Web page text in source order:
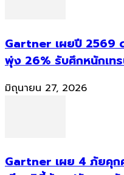
Gartner เผยปี 2569 ด
พุ่ง 26% รับศึกหนักเท
มิถุนายน 27, 2026
Gartner เผย 4 ภัยคุก